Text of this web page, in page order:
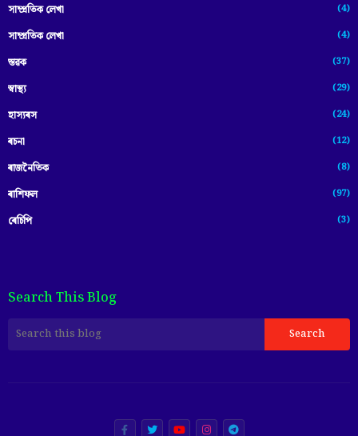
সাম্প্রতিক লেখা (4)
সাম্প্ৰতিক লেখা (4)
স্তৱক (37)
স্বাস্থ্য (29)
হাস্যৰস (24)
ৰচনা (12)
ৰাজনৈতিক (8)
ৰাশিফল (97)
ৰেচিপি (3)
Search This Blog